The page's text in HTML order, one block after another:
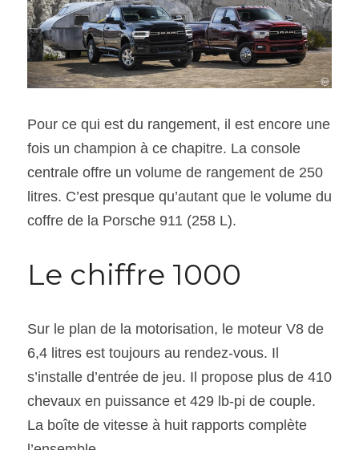
Pour ce qui est du rangement, il est encore une
fois un champion à ce chapitre. La console
centrale offre un volume de rangement de 250
litres. C’est presque qu’autant que le volume du
coffre de la Porsche 911 (258 L).
Le chiffre 1000
Sur le plan de la motorisation, le moteur V8 de
6,4 litres est toujours au rendez-vous. Il
s’installe d’entrée de jeu. Il propose plus de 410
chevaux en puissance et 429 lb-pi de couple.
La boîte de vitesse à huit rapports complète